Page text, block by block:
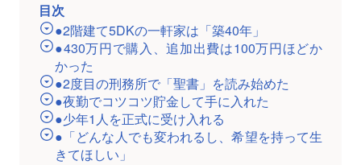
目次
●2階建て5DKの一軒家は「築40年」
●430万円で購入、追加出費は100万円ほどか
かった
●2度目の刑務所で「聖書」を読み始めた
●夜勤でコツコツ貯金して手に入れた
●少年1人を正式に受け入れる
●「どんな人でも変われるし、希望を持って生
きてほしい」